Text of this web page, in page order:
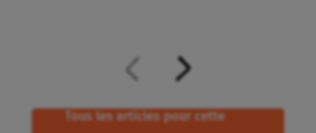
Tous les articles pour cette